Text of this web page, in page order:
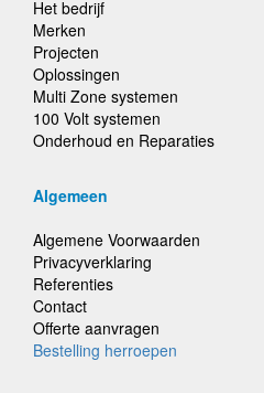
Het bedrijf
Merken
Projecten
Oplossingen
Multi Zone systemen
100 Volt systemen
Onderhoud en Reparaties
Algemeen
Algemene Voorwaarden
Privacyverklaring
Referenties
Contact
Offerte aanvragen
Bestelling herroepen